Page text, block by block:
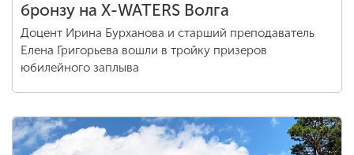
бронзу на X-WATERS Волга
Доцент Ирина Бурханова и старший преподаватель
Елена Григорьева вошли в тройку призеров
юбилейного заплыва